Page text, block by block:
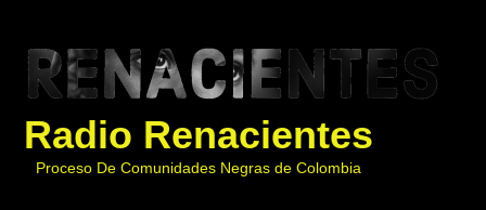
Radio Renacientes
Proceso De Comunidades Negras de Colombia